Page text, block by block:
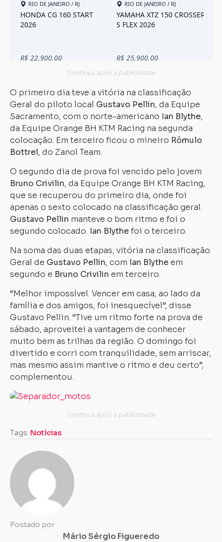
O primeiro dia teve a vitória na classificação
Geral do piloto local Gustavo Pellin, da Equipe
Sacramento, com o norte-americano Ian Blythe,
da Equipe Orange BH KTM Racing na segunda
colocação. Em terceiro ficou o mineiro Rômulo
Bottrel, do Zanol Team.
O segundo dia de prova foi vencido pelo jovem
Bruno Crivilin, da Equipe Orange BH KTM Racing,
que se recuperou do primeiro dia, onde foi
apenas o sexto colocado na classificação geral.
Gustavo Pellin manteve o bom ritmo e foi o
segundo colocado. Ian Blythefoi o terceiro.
Na soma das duas etapas, vitória na classificação
Geral de Gustavo Pellin, com Ian Blytheem
segundo e Bruno Crivilin em terceiro.
“Melhor impossível. Vencer em casa, ao lado da
família e dos amigos, foi inesquecível”, disse
Gustavo Pellin. “Tive um ritmo forte na prova de
sábado, aproveitei a vantagem de conhecer
muito bem as trilhas da região. O domingo foi
divertido e corri com tranquilidade, sem arriscar,
mas mesmo assim mantive o ritmo e deu certo”,
complementou.
Tags: Notícias
Postado por
Mário Sérgio Figueredo
Carregando...
Carregando...